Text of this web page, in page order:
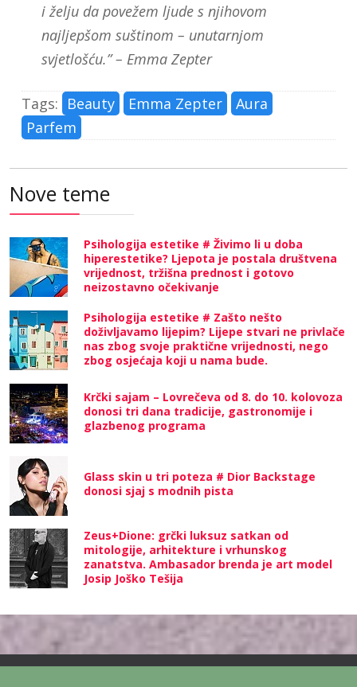
i želju da povežem ljude s njihovom
najljepšom suštinom – unutarnjom
svjetlošću.” – Emma Zepter
Tags: Beauty Emma Zepter
Aura
Parfem
Nove teme
Psihologija estetike # Živimo li u doba
hiperestetike? Ljepota je postala društvena
vrijednost, tržišna prednost i gotovo
neizostavno očekivanje
Psihologija estetike # Zašto nešto
doživljavamo lijepim? Lijepe stvari ne privlače
nas zbog svoje praktične vrijednosti, nego
zbog osjećaja koji u nama bude.
Krčki sajam – Lovrečeva od 8. do 10. kolovoza
donosi tri dana tradicije, gastronomije i
glazbenog programa
Glass skin u tri poteza # Dior Backstage
donosi sjaj s modnih pista
Zeus+Dione: grčki luksuz satkan od
mitologije, arhitekture i vrhunskog
zanatstva. Ambasador brenda je art model
Josip Joško Tešija